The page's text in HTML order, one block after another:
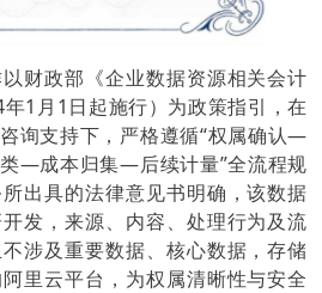
财政部《企业数据资源相关会计
1月1日起施行）为政策指引，在
询支持下，严格遵循“权属确认—
—成本归集—后续计量”全流程规
出具的法律意见书明确，该数据
发，来源、内容、处理行为及流
涉及重要数据、核心数据，存储
里云平台，为权属清晰性与安全